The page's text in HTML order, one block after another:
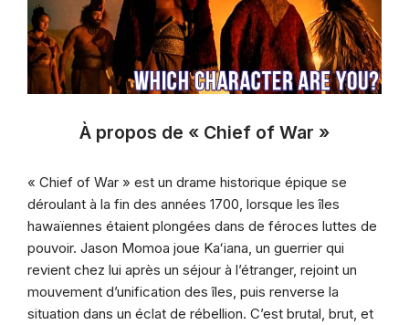
À propos de « Chief of War »
« Chief of War » est un drame historique épique se
déroulant à la fin des années 1700, lorsque les îles
hawaïennes étaient plongées dans de féroces luttes de
pouvoir. Jason Momoa joue Kaʻiana, un guerrier qui
revient chez lui après un séjour à l’étranger, rejoint un
mouvement d’unification des îles, puis renverse la
situation dans un éclat de rébellion. C’est brutal, brut, et